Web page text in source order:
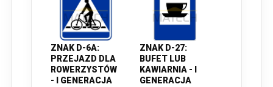
ZNAK D-6A:
PRZEJAZD DLA
ROWERZYSTÓW
- I GENERACJA
ZNAK D-27:
BUFET LUB
KAWIARNIA - I
GENERACJA